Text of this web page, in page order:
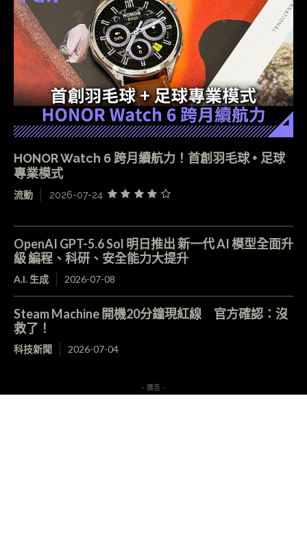
HONOR Watch 6 跨月續航力！首創羽毛球 + 足球
專業模式
流動 2026-07-24
OpenAI GPT-5.6 Sol 明日推出 新一代 AI 模型全面升
級 編程、科研、安全能力大提升
A.I. 生成 2026-07-08
Steam Machine 開機20分鐘現紅線 官方確認：沒
救了！
科技新聞 2026-07-04
- 廣告 -